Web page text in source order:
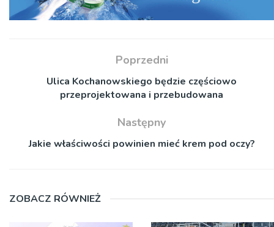
Poprzedni
Ulica Kochanowskiego będzie częściowo
przeprojektowana i przebudowana
Następny
Jakie właściwości powinien mieć krem pod oczy?
ZOBACZ RÓWNIEŻ